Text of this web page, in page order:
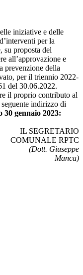
iniziative e delle
per la
su proposta del
all’approvazione e
prevenzione della
per il triennio 2022-
del 30.06.2022.
il proprio contributo al
indirizzo di
gennaio 2023:
COMUNALE RPTC
Manca)